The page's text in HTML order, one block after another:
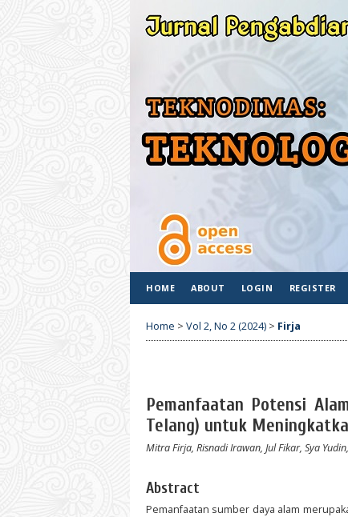
HOME ABOUT LOGIN REGISTER
Home > Vol 2, No 2 (2024) > Firja
Pemanfaatan Potensi
Telang) untuk
Mitra Firja, Risnadi Irawan, Jul Fikar, Sya
Abstract
Pemanfaatan sumber daya alam